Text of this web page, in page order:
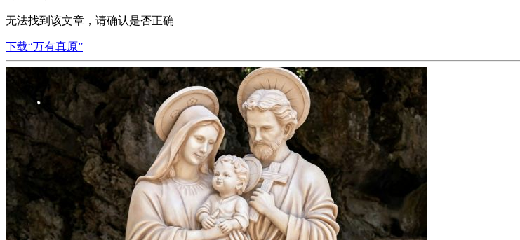
无法找到该文章，请确认是否正确
下载“万有真原”